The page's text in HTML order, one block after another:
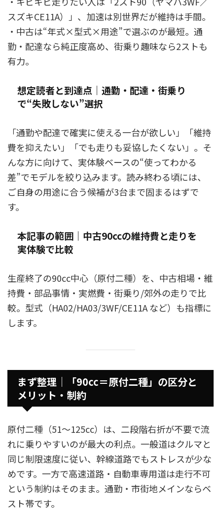
スズキCE11A）」、加速は別世界だが維持は手間。
・中古は“年式×型式×用途”で選ぶのが最短。通
勤・配達なら純正度高め、街乗り趣味なら2ストも
有力。
想定読者と到達点｜通勤・配達・街乗り
で“失敗しない”選択
「通勤や配達で確実に使える一台が欲しい」「維持
費を抑えたい」「でも走りも妥協したくない」。そ
んな方に向けて、実体験ベースの“使ってわかる
差”でモデルを絞り込みます。読み終わる頃には、
ご自身の用途に合う候補が3台まで固まるはずで
す。
本記事の範囲｜中古90ccの維持費と走りを
実体験で比較
生産終了の90cc中心（原付二種）を、中古相場・維
持費・部品事情・実燃費・街乗り/郊外の走りで比
較。型式（HA02/HA03/3WF/CE11A など）も指標に
します。
まず整理｜「90cc＝原付二種」の区分と
メリット・制約
原付二種（51〜125cc）は、二段階右折が不要で流
れに乗りやすいのが最大の利点。一般道はクルマと
同じ制限速度に従い、幹線道路でもストレスが少な
めです。一方で高速道路・自動車専用道は走行不可
という制約はそのまま。通勤・市街地メインならベ
スト帯です。